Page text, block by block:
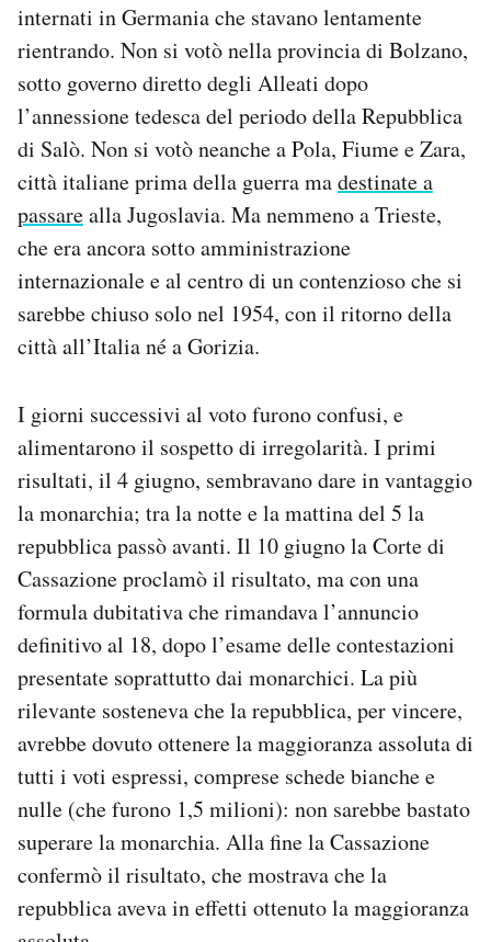
internati in Germania che stavano lentamente
rientrando. Non si votò nella provincia di Bolzano,
sotto governo diretto degli Alleati dopo
l’annessione tedesca del periodo della Repubblica
di Salò. Non si votò neanche a Pola, Fiume e Zara,
città italiane prima della guerra madestinate a
passarealla Jugoslavia. Ma nemmeno a Trieste,
che era ancora sotto amministrazione
internazionale e al centro di un contenzioso che si
sarebbe chiuso solo nel 1954, con il ritorno della
città all’Italia né a Gorizia.
I giorni successivi al voto furono confusi, e
alimentarono il sospetto di irregolarità. I primi
risultati, il 4 giugno, sembravano dare in vantaggio
la monarchia; tra la notte e la mattina del 5 la
repubblica passò avanti. Il 10 giugno la Corte di
Cassazione proclamò il risultato, ma con una
formula dubitativa che rimandava l’annuncio
definitivo al 18, dopo l’esame delle contestazioni
presentate soprattutto dai monarchici. La più
rilevante sosteneva che la repubblica, per vincere,
avrebbe dovuto ottenere la maggioranza assoluta di
tutti i voti espressi, comprese schede bianche e
nulle (che furono 1,5 milioni): non sarebbe bastato
superare la monarchia. Alla fine la Cassazione
confermò il risultato, che mostrava che la
repubblica aveva in effetti ottenuto la maggioranza